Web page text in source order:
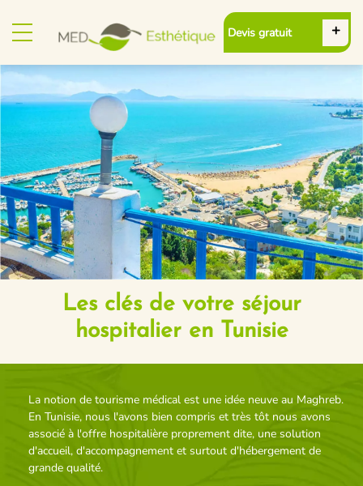
Devis gratuit
Les clés de votre séjour
hospitalier en Tunisie
La notion de tourisme médical est une idée neuve au Maghreb.
En Tunisie, nous l'avons bien compris et très tôt nous avons
associé à l'offre hospitalière proprement dite, une solution
d'accueil, d'accompagnement et surtout d'hébergement de
grande qualité.